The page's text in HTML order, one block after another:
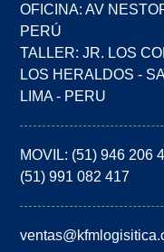
OFICINA: AV
PERÚ
TALLER: JR. LOS
LOS HERALDOS -
LIMA - PERU
MOVIL: (51) 946 206
(51) 991 082 417